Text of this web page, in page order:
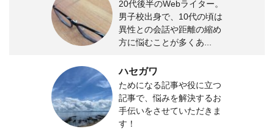
20代後半のWebライター。
男子校出身で、10代の頃は
異性との会話や距離の縮め
方に悩むことが多くあ...
ハセガワ
ためになる記事や役に立つ
記事で、悩みを解決するお
手伝いをさせていただきま
す！